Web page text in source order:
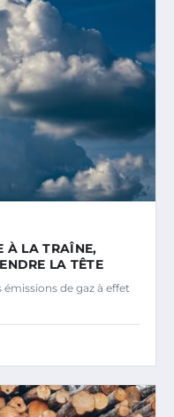
À LA TRAÎNE,
LA TÊTE
émissions de gaz à effet